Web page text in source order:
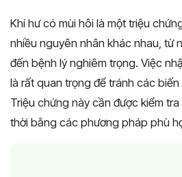
Khí hư có mùi hôi là một triệu
nhiều nguyên nhân khác nhau, từ
đến bệnh lý nghiêm trọng. Việc
là rất quan trọng để tránh các
Triệu chứng này cần được kiểm
thời bằng các phương pháp phù